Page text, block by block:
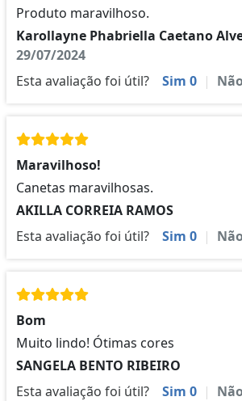
Produto maravilhoso.
Karollayne Phabriella Caetano
29/07/2024
Esta avaliação foi útil?
Sim 0 |
Maravilhoso!
Canetas maravilhosas.
AKILLA CORREIA RAMOS
Esta avaliação foi útil?
Sim 0 |
Bom
Muito lindo! Ótimas cores
SANGELA BENTO RIBEIRO
Esta avaliação foi útil?
Sim 0 |